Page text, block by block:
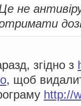
не
згідно з
, щоб
http://